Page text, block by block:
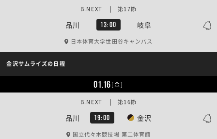
品川 13:00 岐阜
B.NEXT | 第17節
日本体育大学世田谷キャンパス
金沢サムライズの日程
01.16[金]
品川 19:00 金沢
B.NEXT | 第16節
国立代々木競技場 第二体育館